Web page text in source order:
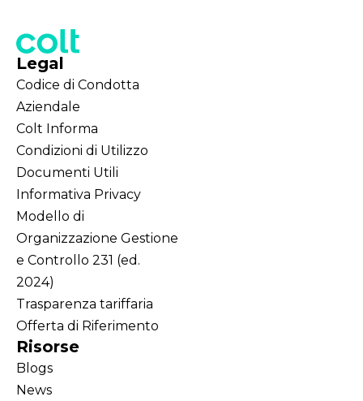
Legal
Codice di Condotta
Aziendale
Colt Informa
Condizioni di Utilizzo
Documenti Utili
Informativa Privacy
Modello di
Organizzazione Gestione
e Controllo 231 (ed.
2024)
Trasparenza tariffaria
Offerta di Riferimento
Risorse
Blogs
News